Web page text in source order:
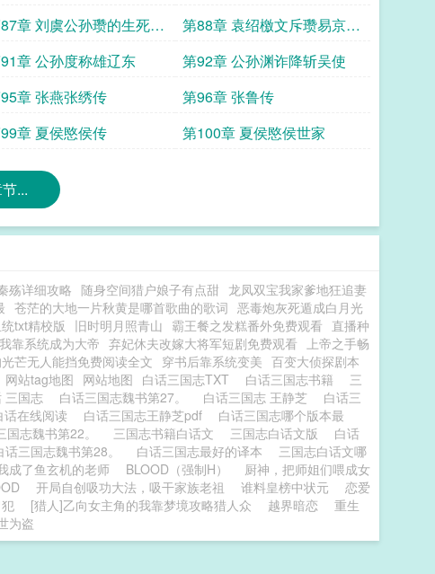
章 刘虞公孙瓒的生死对
第88章 袁绍檄文斥瓒易京困
局终亡
章 公孙度称雄辽东
第92章 公孙渊诈降斩吴使
章 张燕张绣传
第96章 张鲁传
章 夏侯愍侯传 第100章 夏侯愍侯世家
...
殇详细攻略 随身空间猎户娘子有点甜 龙凤双宝我家爹地狂追妻
苍茫的大地一片秋黄是哪首歌曲的歌词 恶毒炮灰死遁成白月光
txt精校版 旧时明月照青山 霸王餐之发糕番外免费观看 直播种
靠系统成为大帝 弃妃休夫改嫁大将军短剧免费观看
上帝之手畅
芒无人能挡免费阅读全文 穿书后靠系统变美 百变大侦探剧本
网站tag地图 网站地图 白话三国志TXT 白话三国志书籍
三
三国志 白话三国志魏书第27。 白话三国志 王静芝
白话三
话在线阅读 白话三国志王静芝pdf
白话三国志哪个版本最
国志魏书第22。 三国志书籍白话文 三国志白话文版
白话
话三国志魏书第28。 白话三国志最好的译本
三国志白话文哪
成了鱼玄机的老师 BLOOD（强制H）
厨神，把师姐们喂成女
开局自创吸功大法，吸干家族老祖 谁料皇榜中状元
恋爱
[猎人]乙向女主角的我靠梦境攻略猎人众 越界暗恋
重生
为盗